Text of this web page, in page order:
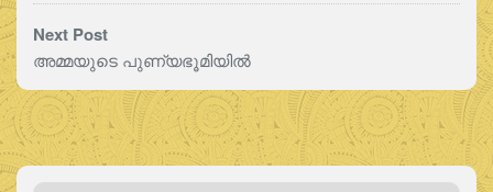
Next Post
അമ്മയുടെ പുണ്യഭൂമിയിൽ